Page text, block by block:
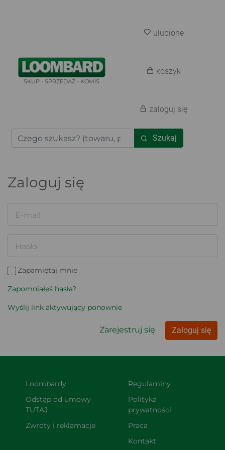
SKUP - SPRZEDAŻ - KOMIS
Szukaj
ulubione
koszyk
zaloguj się
Zaloguj się
E-mail
Hasło
Zapamiętaj mnie
Zapomniałeś hasła?
Wyślij link aktywujący ponownie
Zarejestruj się Zaloguj się
Loombardy
Odstąp od umowy
TUTAJ
Zwroty i reklamacje
Regulaminy
Polityka
prywatności
Praca
Kontakt